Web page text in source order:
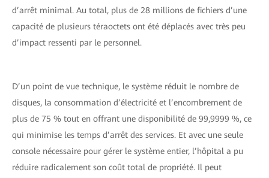
d’arrêt minimal. Au total, plus de 28 millions de fichiers d’une
capacité de plusieurs téraoctets ont été déplacés avec très peu
d’impact ressenti par le personnel.
D’un point de vue technique, le système réduit le nombre de
disques, la consommation d’électricité et l’encombrement de
plus de 75 % tout en offrant une disponibilité de 99,9999 %, ce
qui minimise les temps d’arrêt des services. Et avec une seule
console nécessaire pour gérer le système entier, l’hôpital a pu
réduire radicalement son coût total de propriété. Il peut